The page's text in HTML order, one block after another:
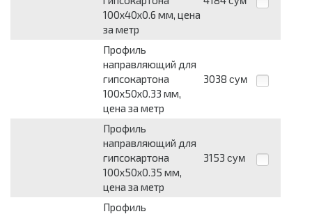
100х40х0.6 мм, цена
за метр
Профиль
направляющий для
гипсокартона
100х50х0.33 мм,
цена за метр
3038 сум
Профиль
направляющий для
гипсокартона
100х50х0.35 мм,
цена за метр
3153 сум
Профиль